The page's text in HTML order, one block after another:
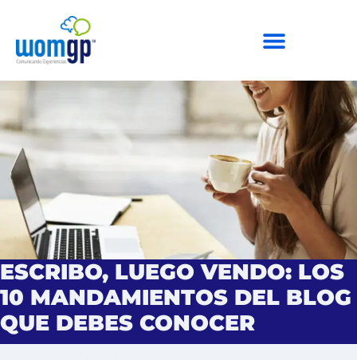
ESCRIBO, LUEGO VENDO: LOS
10 MANDAMIENTOS DEL BLOG
QUE DEBES CONOCER